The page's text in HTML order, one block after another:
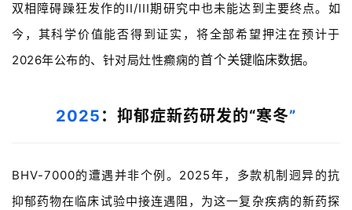
双相障碍躁狂发作的II/III期研究中也未能达到主要终点。 如
今，其科学价值能否得到证实，将全部希望押注在预计于
2026年公布的、针对局灶性癫痫的首个关键临床数据。
2025 ：抑郁症新药研发的“寒冬”
BHV-7000的遭遇并非个例。2025年， 多款机制迥异的抗
抑郁药物在临床试验中接连遇阻，为这一复杂疾病的新药探